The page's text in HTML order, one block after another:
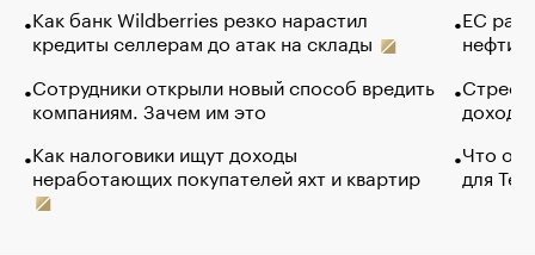
Как банк Wildberries резко нарастил
кредиты селлерам до атак на склады
Сотрудники открыли новый способ вредить
компаниям. Зачем им это
Как налоговики ищут доходы
неработающих покупателей яхт и квартир
ЕС
нефти
Что
для